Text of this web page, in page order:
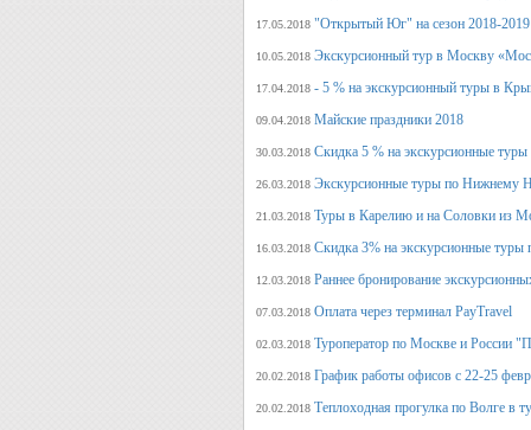
17.05.2018 "Открытый Юг" на сезон 2018-2019
10.05.2018 Экскурсионный тур в Москву
17.04.2018 - 5 % на экскурсионный туры в
09.04.2018 Майские праздники 2018
30.03.2018 Скидка 5 % на экскурсионные
26.03.2018 Экскурсионные туры по Нижнему
21.03.2018 Туры в Карелию и на Соловки из
16.03.2018 Скидка 3% на экскурсионные
12.03.2018 Раннее бронирование
07.03.2018 Оплата через терминал PayTravel
02.03.2018 Туроператор по Москве и России
20.02.2018 График работы офисов с 22-25
20.02.2018 Теплоходная прогулка по Волге в